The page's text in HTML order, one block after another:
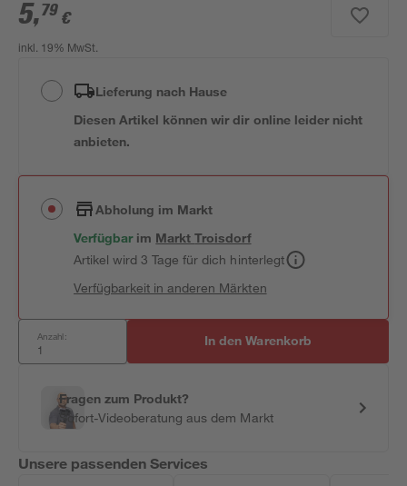
5,79 €
inkl. 19% MwSt.
Lieferung nach Hause
Diesen Artikel können wir dir online leider nicht
anbieten.
Abholung im Markt
Verfügbar im MarktTroisdorf
Artikel wird 3 Tage für dich hinterlegt
Verfügbarkeit in anderen Märkten
Anzahl: In den Warenkorb
Fragen zum Produkt?
Sofort-Videoberatung aus dem Markt
Unsere passenden Services